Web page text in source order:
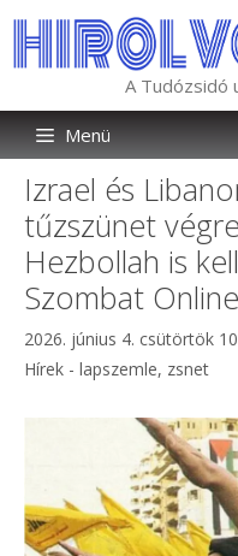
tartalomba
A Tudózsidó
Menü
Izrael és
tűzszünet
Hezbollah is
Szombat Online
2026. június 4. csütörtök
Hírek - lapszemle, zsnet